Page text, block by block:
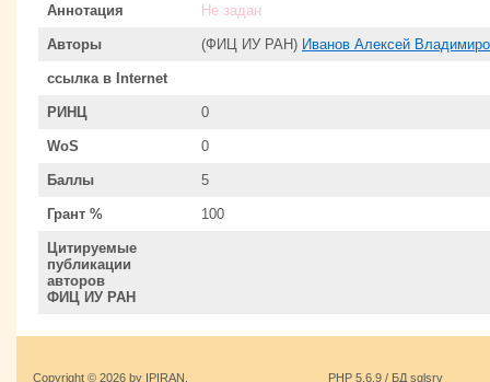
Аннотация Не задан
Авторы (ФИЦ ИУ РАН) Иванов Алексей
ссылка в Internet
РИНЦ 0
WoS 0
Баллы 5
Грант % 100
Цитируемые
публикации
авторов
ФИЦ ИУ РАН
Copyright © 2026 by IPIRAN.
PHP 5.6.9 / БД sqlsrv